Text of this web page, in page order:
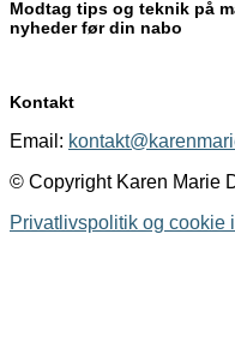
Modtag tips og teknik på
nyheder før din nabo
Kontakt
Email:
© Copyright Karen Marie
Privatlivspolitik og cookie